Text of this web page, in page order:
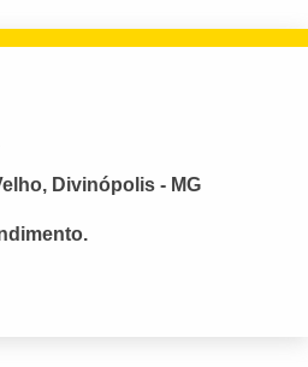
Divinópolis - MG